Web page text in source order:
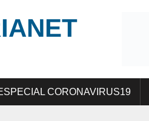
CORONAVIRUS19